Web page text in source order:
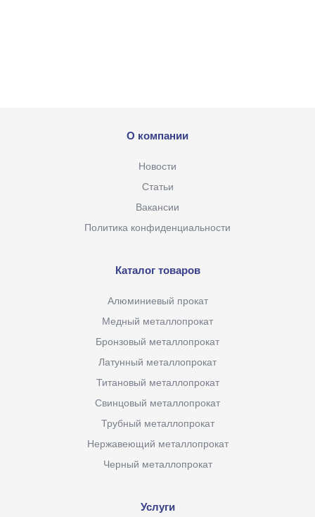
О компании
Новости
Статьи
Вакансии
Политика конфиденциальности
Каталог товаров
Алюминиевый прокат
Медный металлопрокат
Бронзовый металлопрокат
Латунный металлопрокат
Титановый металлопрокат
Свинцовый металлопрокат
Трубный металлопрокат
Нержавеющий металлопрокат
Черный металлопрокат
Услуги